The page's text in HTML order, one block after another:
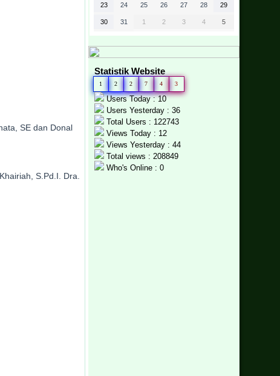
SE dan Donal
S.Pd.I. Dra.
23 24 25 26 27 28 29
30 31 1 2 3 4 5
Statistik Website
1 2 2 7 4 3
Users Today : 10
Users Yesterday : 36
Total Users : 122743
Views Today : 12
Views Yesterday : 44
Total views : 208849
Who's Online : 0